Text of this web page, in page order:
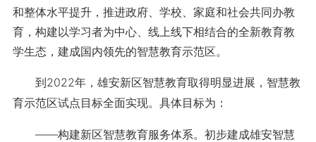
和整体水平提升，推进政府、学校、家庭和社会共同办教
育，构建以学习者为中心、线上线下相结合的全新教育教
学生态，建成国内领先的智慧教育示范区。
到2022年，雄安新区智慧教育取得明显进展，智慧教
育示范区试点目标全面实现。具体目标为：
——构建新区智慧教育服务体系。初步建成雄安智慧